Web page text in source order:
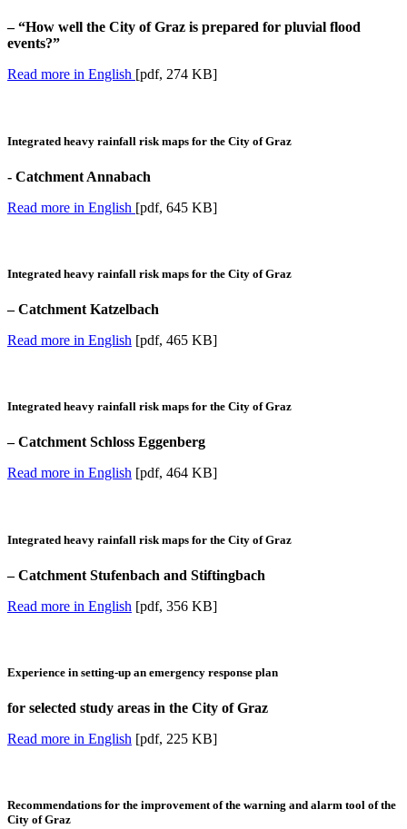
– “How well the City of Graz is prepared for pluvial flood
events?”
Read more in English [pdf, 274 KB]
Integrated heavy rainfall risk maps for the City of Graz
- Catchment Annabach
Read more in English [pdf, 645 KB]
Integrated heavy rainfall risk maps for the City of Graz
– Catchment Katzelbach
Read more in English [pdf, 465 KB]
Integrated heavy rainfall risk maps for the City of Graz
– Catchment Schloss Eggenberg
Read more in English [pdf, 464 KB]
Integrated heavy rainfall risk maps for the City of Graz
– Catchment Stufenbach and Stiftingbach
Read more in English [pdf, 356 KB]
Experience in setting-up an emergency response plan
for selected study areas in the City of Graz
Read more in English [pdf, 225 KB]
Recommendations for the improvement of the warning and alarm tool of the
City of Graz